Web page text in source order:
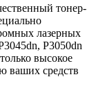
тонер-
лазерных
P3050dn
высокое
ваших средств